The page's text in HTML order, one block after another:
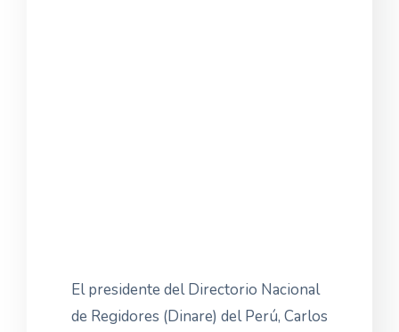
El presidente del Directorio Nacional
de Regidores (Dinare) del Perú, Carlos